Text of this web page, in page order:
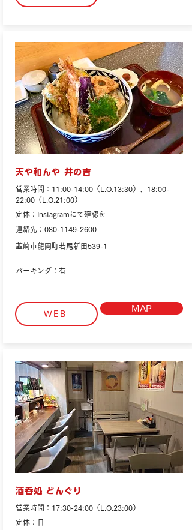
天や和んや 井の吉
営業時間：11:00-14:00（L.O.13:30）、18:00-
22:00（L.O.21:00）
定休：Instagramにて確認を
連絡先：080-1149-2600
韮崎市龍岡町若尾新田539-1
パーキング：有
WEB
MAP
酒呑処 どんぐり
営業時間：17:30-24:00（L.O.23:00）
定休：日